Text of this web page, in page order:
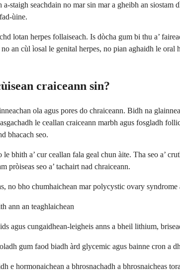
staigh seachdain no mar sin mar a gheibh an
ùine.
lotan herpes follaiseach. Is dòcha gum bi thu a’
an cùl ìosal le genital herpes, no pian aghaidh le oral
craiceann sin?
ola agus pores do chraiceann. Bidh na
le ceallan craiceann marbh agus fosgladh
bhacach seo.
bhith a’ cur ceallan fala geal chun àite. Tha seo a’
pròiseas seo a’ tachairt nad chraiceann.
no bho chumhaichean mar polycystic ovary syndrome
ann an teaghlaichean
agus cungaidhean-leigheis anns a bheil lithium,
gum faod biadh àrd glycemic agus bainne cron a
e hormonaichean a bhrosnachadh a bhrosnaicheas